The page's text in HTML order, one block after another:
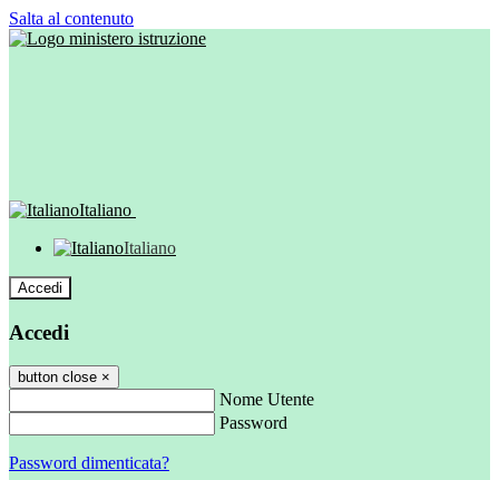
Salta al contenuto
Italiano
Italiano
Accedi
Accedi
button close ×
Nome Utente
Password
Password dimenticata?